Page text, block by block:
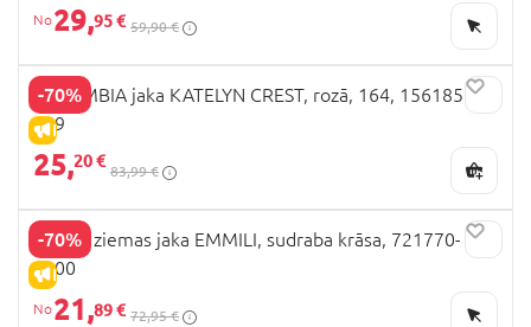
29,95 € 59,90 €
-70%
IZPĀRDOŠANA
COLUMBIA jaka KATELYN CREST, rozā, 164, 1561851-
689
25,20 €
83,99 €
-70%
IZPĀRDOŠANA
LASSIE ziemas jaka EMMILI, sudraba krāsa, 721770-
9900
21,89 € 72,95 €